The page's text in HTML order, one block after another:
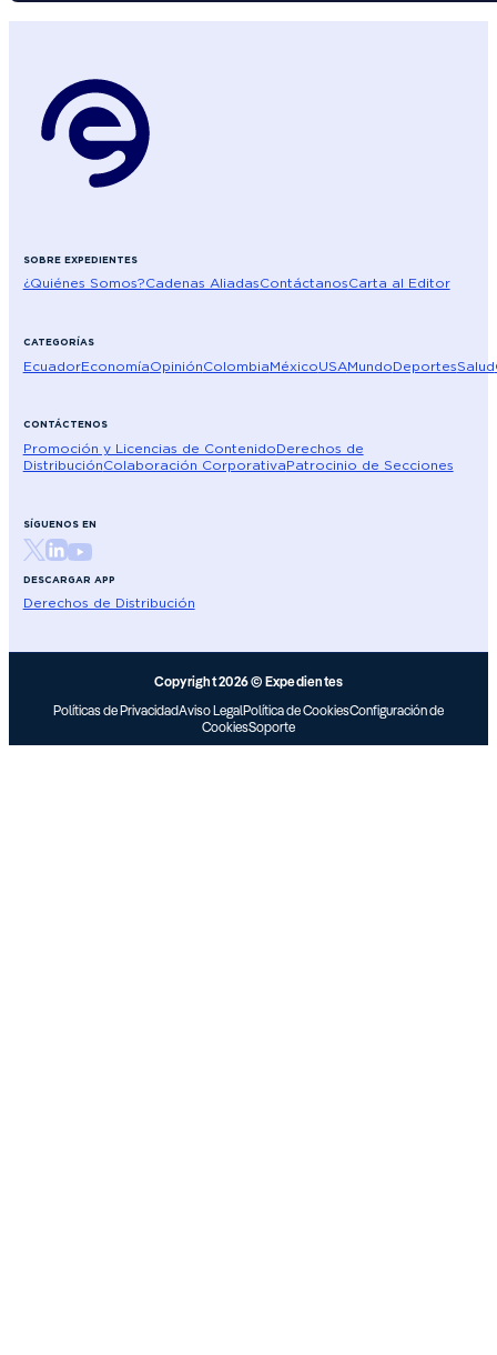
SOBRE EXPEDIENTES
¿Quiénes Somos?Cadenas AliadasContáctanosCarta al Editor
CATEGORÍAS
EcuadorEconomíaOpiniónColombiaMéxicoUSAMundoDeportesSalud
CONTÁCTENOS
Promoción y Licencias de ContenidoDerechos de
DistribuciónColaboración CorporativaPatrocinio de Secciones
SÍGUENOS EN
DESCARGAR APP
Derechos de Distribución
Copyright 2026 © Expedientes
Políticas de PrivacidadAviso LegalPolítica de CookiesConfiguración de
CookiesSoporte